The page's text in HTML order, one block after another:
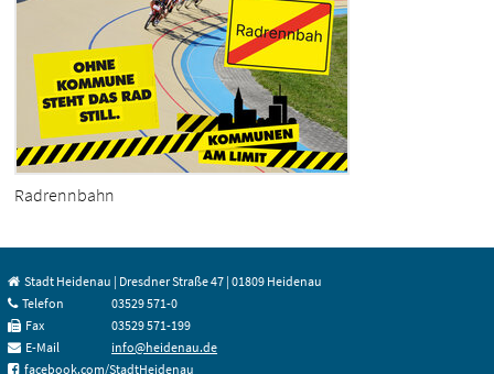
Radrennbahn
Stadt Heidenau | Dresdner Straße 47 | 01809 Heidenau
Telefon
03529 571-0
Fax
03529 571-199
E-Mail
info@heidenau.de
facebook.com/StadtHeidenau